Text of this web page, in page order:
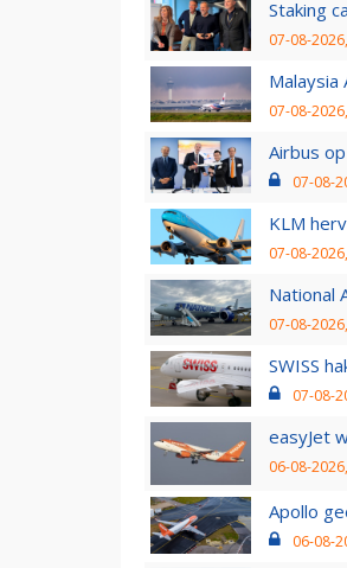
Staking
07-08-
07-08-
Airbus
07-08-
KLM
07-08-
National
07-08-
SWISS
07-08-
easyJet
06-08-
Apollo
06-08-